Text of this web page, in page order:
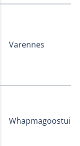
Varennes
Whapmagoostui